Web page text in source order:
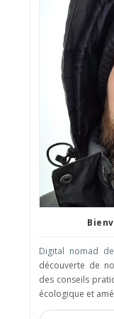
Digital nomad
découverte de
des conseils
écologique et